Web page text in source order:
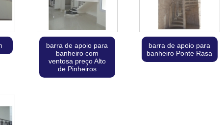
barra de apoio para
banheiro com
ventosa preço Alto
de Pinheiros
barra de apoio para
banheiro Ponte Rasa